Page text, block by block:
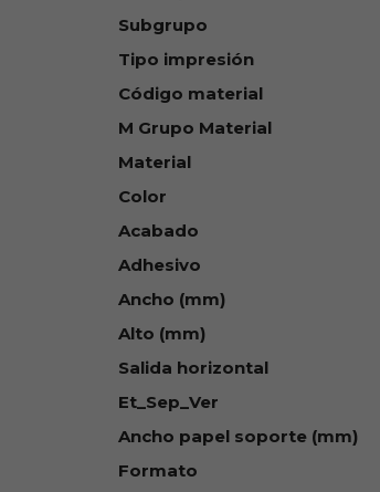
Subgrupo
Tipo impresión
Código material
M Grupo Material
Material
Color
Acabado
Adhesivo
Ancho (mm)
Alto (mm)
Salida horizontal
Et_Sep_Ver
Ancho papel soporte (mm)
Formato